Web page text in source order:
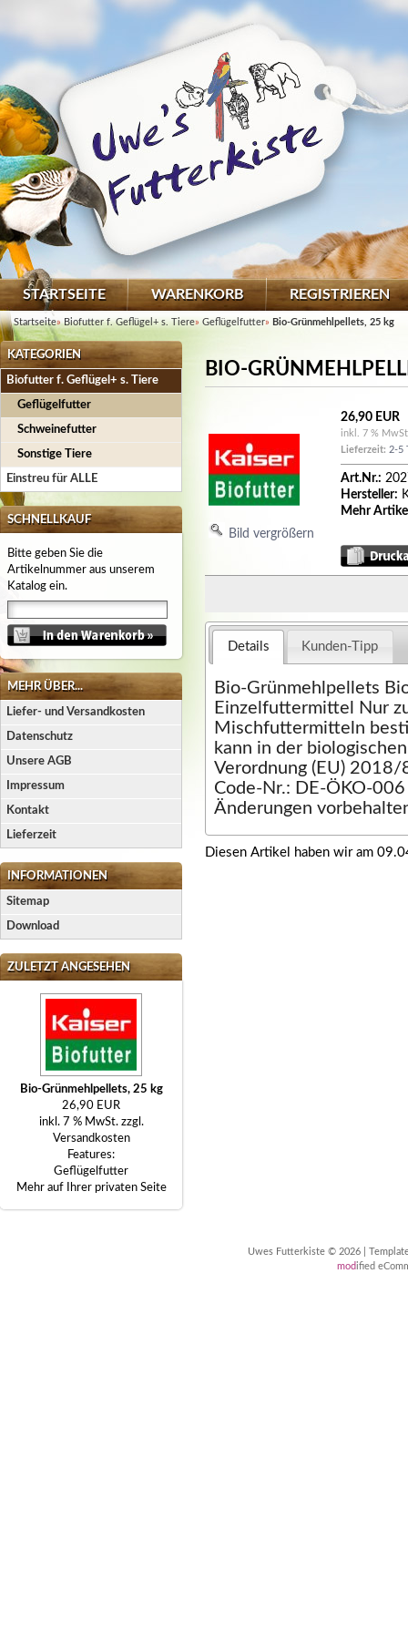
STARTSEITE WARENKORB REGISTRIEREN
Startseite»Biofutter f. Geflügel+ s. Tiere» Geflügelfutter» Bio-Grünmehlpellets, 25 kg
KATEGORIEN
Biofutter f. Geflügel+ s. Tiere
Geflügelfutter
Schweinefutter
Sonstige Tiere
Einstreu für ALLE
SCHNELLKAUF
Bitte geben Sie die
Artikelnummer aus unserem
Katalog ein.
MEHR ÜBER...
Liefer- und Versandkosten
Datenschutz
Unsere AGB
Impressum
Kontakt
Lieferzeit
INFORMATIONEN
Sitemap
Download
ZULETZT ANGESEHEN
Bio-Grünmehlpellets, 25 kg
26,90 EUR
inkl. 7 % MwSt. zzgl.
Versandkosten
Features:
Geflügelfutter
Mehr auf Ihrer privaten Seite
BIO-
Bild vergrößern
26,90 EUR
inkl. 7 %
Lieferzeit: 2-5
Art.Nr.:
Hersteller:
Mehr
Details Kunden-Tipp
Bio-Grünmehlpellets
Einzelfuttermittel Nur
Mischfuttermitteln
kann in der
Verordnung (EU)
Code-Nr.: DE-ÖKO-006
Änderungen
Diesen Artikel haben wir am
Uwes Futterkiste © 2026 |
modified